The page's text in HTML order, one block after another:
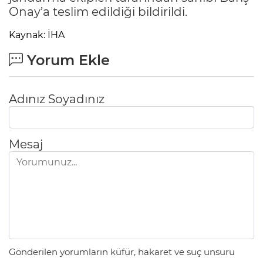
Onay’a teslim edildiği bildirildi.
Kaynak: İHA
Yorum Ekle
Adınız Soyadınız
Mesaj
Gönderilen yorumların küfür, hakaret ve suç unsuru